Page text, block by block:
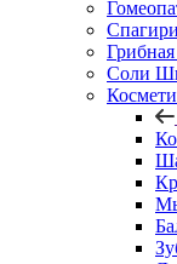
Грибная
Соли